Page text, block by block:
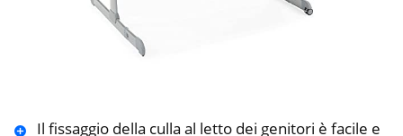
Il fissaggio della culla al letto dei genitori è facile e